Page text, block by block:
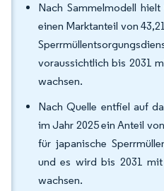
Nach Sammelmodell
einen Marktanteil von
voraussichtlich bis 2031
wachsen.
Nach Quelle entfiel auf
im Jahr 2025 ein Anteil
für japanische
und es wird bis 2031
wachsen.